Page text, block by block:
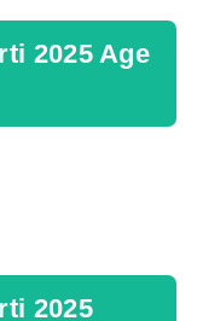
2025 Age
2025